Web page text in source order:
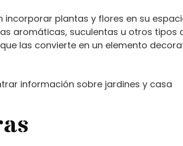
plantas y flores en su
aromáticas, suculentas u otros tipos
las convierte en un elemento
información sobre jardines y casa